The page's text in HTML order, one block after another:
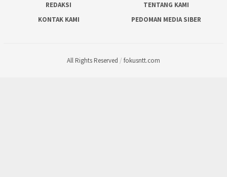
REDAKSI
TENTANG KAMI
KONTAK KAMI
PEDOMAN MEDIA SIBER
All Rights Reserved / fokusntt.com